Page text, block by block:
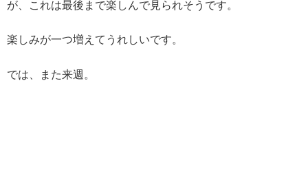
が、これは最後まで楽しんで見られそうです。
楽しみが一つ増えてうれしいです。
では、また来週。